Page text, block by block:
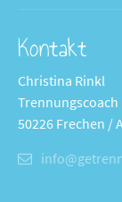
Kontakt
Christina Rinkl
50226 Frechen /